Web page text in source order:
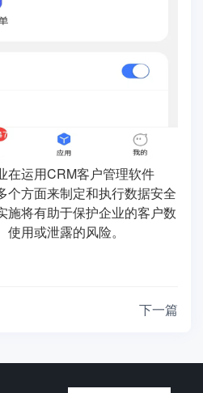
在运用CRM客户管理软件
个方面来制定和执行数据安全
施将有助于保护企业的客户数
用或泄露的风险。
下一篇